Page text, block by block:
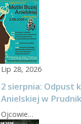
Lip 28, 2026
2 sierpnia: Odpust
Anielskiej w
Ojcowie…